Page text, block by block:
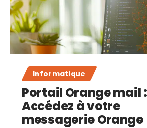
Informatique
Portail Orange mail :
Accédez à votre
messagerie Orange